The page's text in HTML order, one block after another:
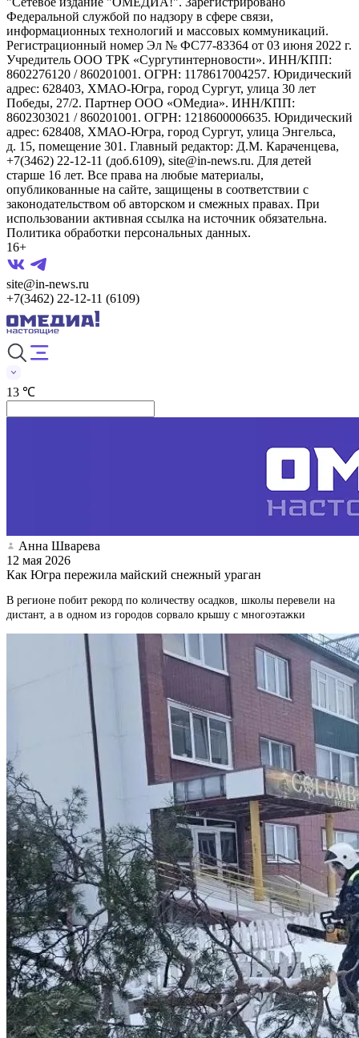
Федеральной службой по надзору в сфере связи,
информационных технологий и массовых коммуникаций.
Регистрационный номер Эл № ФС77-83364 от 03 июня 2022 г.
Учредитель ООО ТРК «Сургутинтерновости». ИНН/КПП:
8602276120 / 860201001. ОГРН: 1178617004257. Юридический
адрес: 628403, ХМАО-Югра, город Сургут, улица 30 лет
Победы, 27/2. Партнер ООО «ОМедиа». ИНН/КПП:
8602303021 / 860201001. ОГРН: 1218600006635. Юридический
адрес: 628408, ХМАО-Югра, город Сургут, улица Энгельса,
д. 15, помещение 301. Главный редактор: Д.М. Караченцева,
+7(3462) 22-12-11 (доб.6109), site@in-news.ru. Для детей
старше 16 лет. Все права на любые материалы,
опубликованные на сайте, защищены в соответствии с
законодательством об авторском и смежных правах. При
использовании активная ссылка на источник обязательна.
Политика обработки персональных данных.
16+
site@in-news.ru
+7(3462) 22-12-11 (6109)
13 ℃
Анна Шварева
12 мая 2026
Как Югра пережила майский снежный ураган
В регионе побит рекорд по количеству осадков, школы перевели на
дистант, а в одном из городов сорвало крышу с многоэтажки